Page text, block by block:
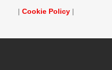
| Cookie Policy |